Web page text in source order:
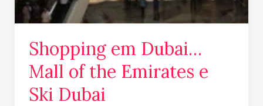
Shopping em Dubai…
Mall of the Emirates e
Ski Dubai